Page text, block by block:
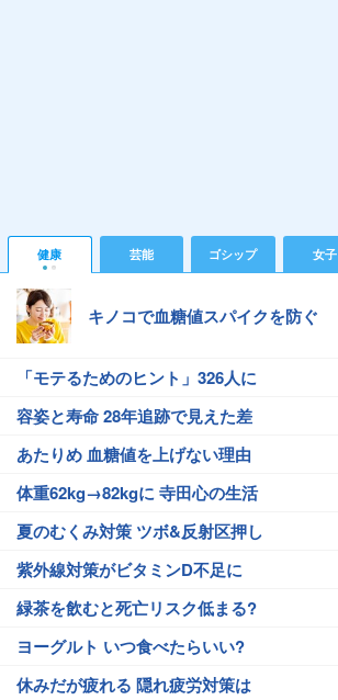
健康 芸能 ゴシップ 女子
キノコで血糖値スパイクを防ぐ
「モテるためのヒント」326人に
容姿と寿命 28年追跡で見えた差
あたりめ 血糖値を上げない理由
体重62kg→82kgに 寺田心の生活
夏のむくみ対策 ツボ&反射区押し
紫外線対策がビタミンD不足に
緑茶を飲むと死亡リスク低まる?
ヨーグルト いつ食べたらいい?
休みだが疲れる 隠れ疲労対策は